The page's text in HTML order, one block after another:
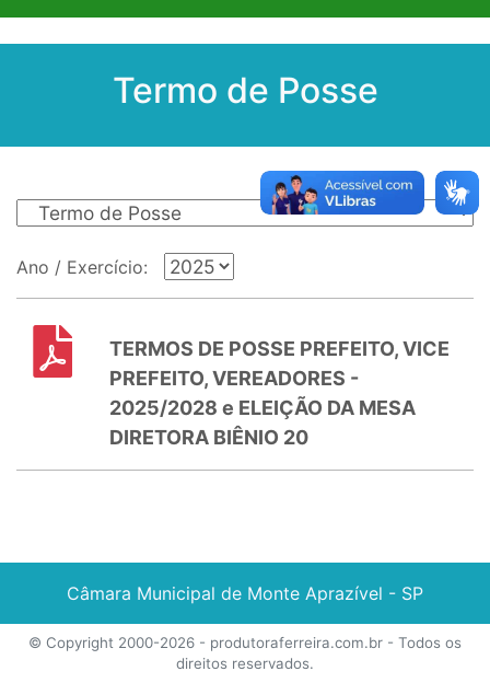
Termo de Posse
Ano / Exercício:
TERMOS DE POSSE PREFEITO, VICE
PREFEITO, VEREADORES -
2025/2028 e ELEIÇÃO DA MESA
DIRETORA BIÊNIO 20
Câmara Municipal de Monte Aprazível - SP
© Copyright 2000-2026 - produtoraferreira.com.br - Todos os
direitos reservados.